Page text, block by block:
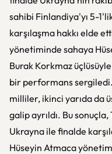
sahibi Finlandiya'yı 5-
karşılaşma hakkı elde
yönetiminde sahaya
Burak Korkmaz
bir performans
milliler, ikinci yarıda da
galip ayrıldı. Bu
Ukrayna ile finalde
Hüseyin Atmaca